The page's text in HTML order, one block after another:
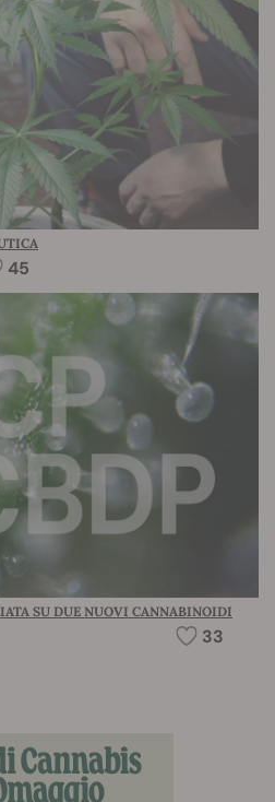
45
SU DUE NUOVI CANNABINOIDI
33